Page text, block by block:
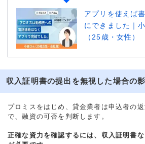
アプリを使えば
にできました｜
（25歳・女性）
収入証明書の提出を無視した場合の
プロミスをはじめ、貸金業者は申込者の
で、融資の可否を判断します。
正確な資力を確認するには、収入証明書